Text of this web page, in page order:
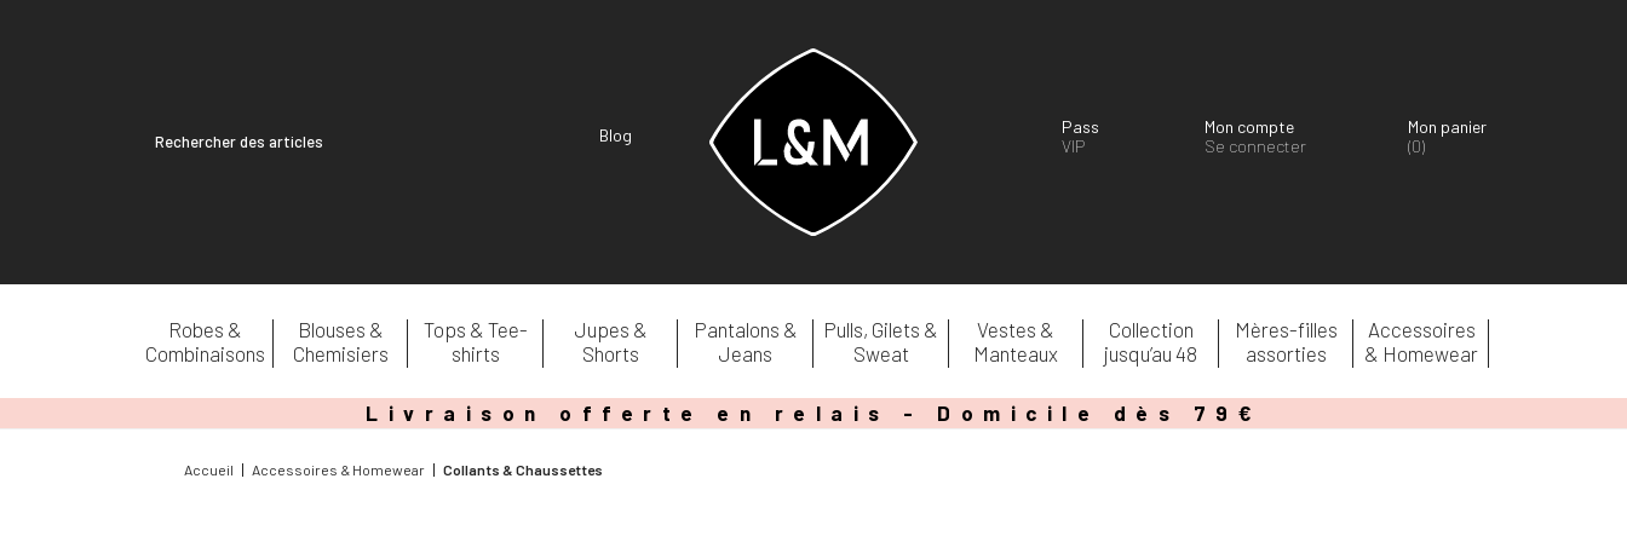
Recherche
Blog
Pass
VIP
Mon compte
Se connecter
Mon panier
(0)
Robes &
Combinaisons
Blouses &
Chemisiers
Tops & Tee-
shirts
Jupes &
Shorts
Pantalons &
Jeans
Pulls, Gilets &
Sweat
Vestes &
Manteaux
Collection
jusqu’au 48
Mères-filles
assorties
Accessoires
& Homewear
Livraison offerte en relais - Domicile dès 79€
Accueil Accessoires & Homewear Collants & Chaussettes